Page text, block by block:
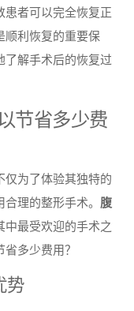
患者可以完全恢复正
顺利恢复的重要保
了解手术后的恢复过
节省多少费
仅为了体验其独特的
理的整形手术。 腹
中最受欢迎的手术之
多少费用？
势